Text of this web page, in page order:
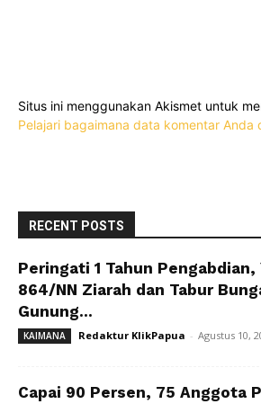
Situs ini menggunakan Akismet untuk
Pelajari bagaimana data komentar Anda
RECENT POSTS
Peringati 1 Tahun Pengabdian,
864/NN Ziarah dan Tabur
Gunung...
KAIMANA Redaktur KlikPapua - Agustus 10,
Capai 90 Persen, 75 Anggota